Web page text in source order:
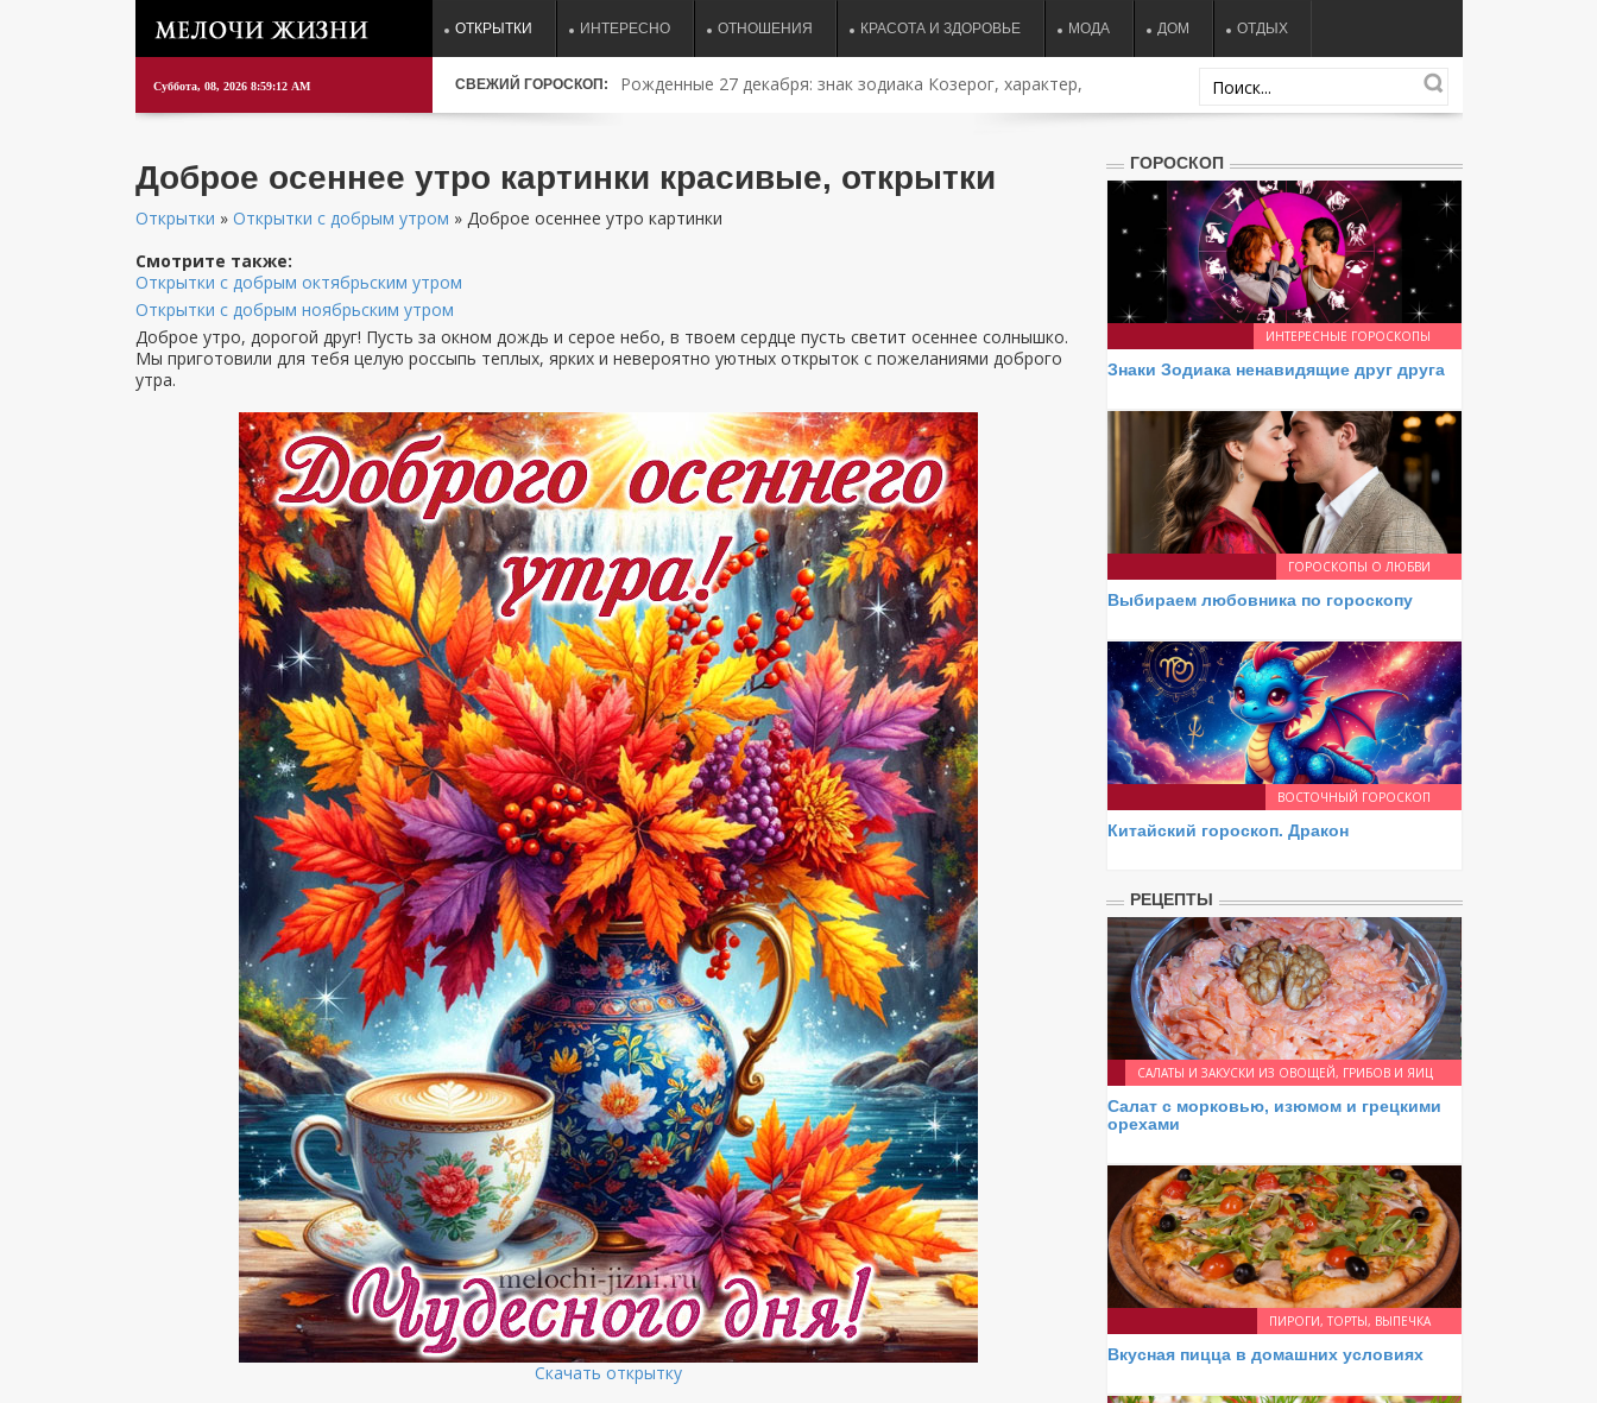
ОТКРЫТКИ ИНТЕРЕСНО ОТНОШЕНИЯ КРАСОТА И ЗДОРОВЬЕ МОДА ДОМ ОТДЫХ
Суббота, 08, 2026 8:59:14 AM СВЕЖИЙ ГОРОСКОП: Рожденные 27 декабря: знак зодиака Козерог, характер,
Доброе осеннее утро картинки красивые, открытки
Открытки » Открытки с добрым утром » Доброе осеннее утро картинки
Смотрите также:
Открытки с добрым октябрьским утром
Открытки с добрым ноябрьским утром
Доброе утро, дорогой друг! Пусть за окном дождь и серое небо, в твоем сердце пусть светит осеннее солнышко.
Мы приготовили для тебя целую россыпь теплых, ярких и невероятно уютных открыток с пожеланиями доброго
утра.
Скачать открытку
ГОРОСКОП
ИНТЕРЕСНЫЕ ГОРОСКОПЫ
Знаки Зодиака ненавидящие друг друга
ГОРОСКОПЫ О ЛЮБВИ
Выбираем любовника по гороскопу
ВОСТОЧНЫЙ ГОРОСКОП
Китайский гороскоп. Дракон
РЕЦЕПТЫ
САЛАТЫ И ЗАКУСКИ ИЗ ОВОЩЕЙ, ГРИБОВ И ЯИЦ
Салат с морковью, изюмом и грецкими
орехами
ПИРОГИ, ТОРТЫ, ВЫПЕЧКА
Вкусная пицца в домашних условиях